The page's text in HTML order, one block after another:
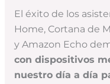
El éxito de los
Home, Cortana de
y Amazon Echo
con dispositivos
nuestro día a día